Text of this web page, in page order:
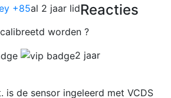
+85al 2 jaar lidReacties
worden ?
2 jaar
is de sensor ingeleerd met VCDS